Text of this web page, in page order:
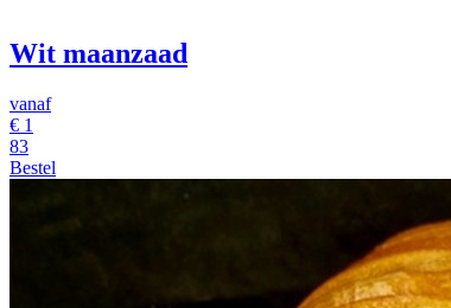
Wit maanzaad
vanaf
€ 1
83
Bestel